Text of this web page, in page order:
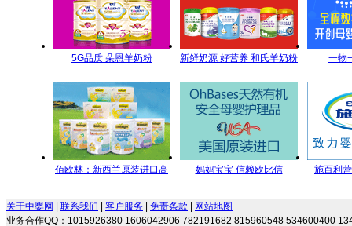
5G品质 朵恩羊奶粉
新鲜奶源 好营养 和氏羊奶粉
一物
佰欧林：新西兰原装进口高
妈妈宝宝 信赖欧比信 施百利
关于中婴网 | 联系我们 | 客户服务 | 免责条款 | 网站地图
业务合作QQ：1015926380 1606042906 782191682 815960548 534600400